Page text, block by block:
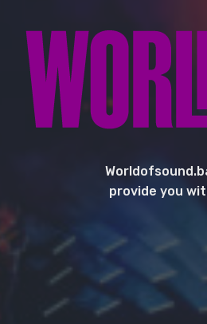
provide you